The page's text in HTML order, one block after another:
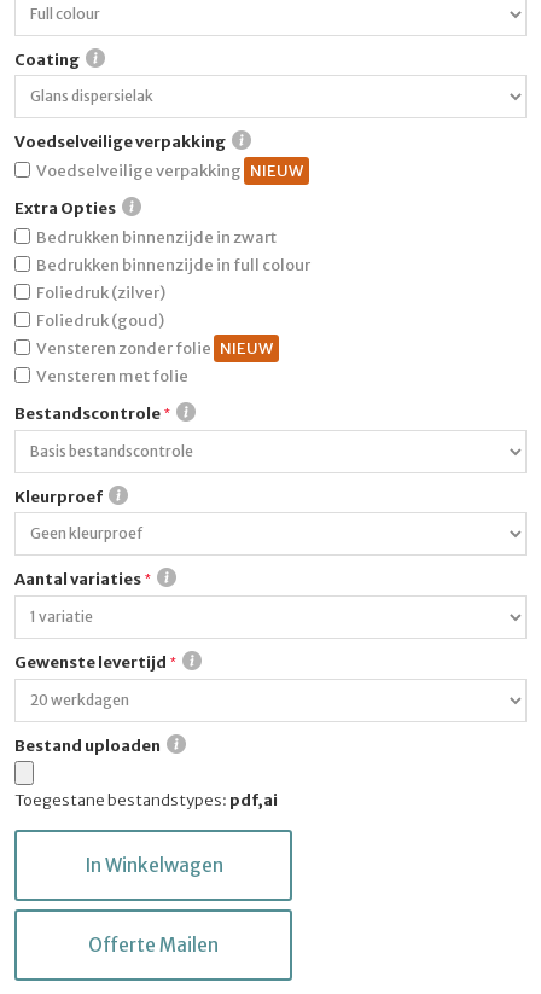
Coating
Voedselveilige verpakking
Voedselveilige verpakking
Extra Opties
Bedrukken binnenzijde in zwart
Bedrukken binnenzijde in full colour
Foliedruk (zilver)
Foliedruk (goud)
Vensteren zonder folie
Vensteren met folie
Bestandscontrole
Kleurproef
Aantal variaties
Gewenste levertijd
Bestand uploaden
Toegestane bestandstypes: pdf,ai
In Winkelwagen
Offerte Mailen